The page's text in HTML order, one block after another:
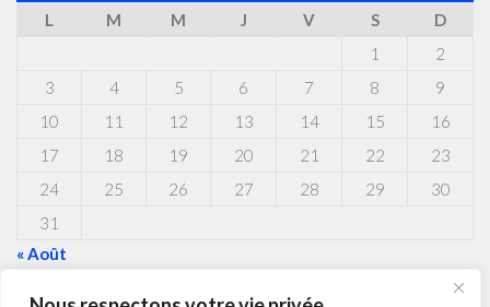
L
M M J V S
D
1
2
3
4 5 6 7 8
9
10
11 12 13 14 15
16
17
18 19 20 21 22
23
24
25 26 27 28 29
30
31
« Août